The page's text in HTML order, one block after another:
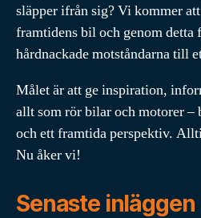
släpper ifrån sig? Vi kommer
framtidens bil och genom detta
hårdnackade motståndarna till
Målet är att ge inspiration,
allt som rör bilar och motorer –
och ett framtida perspektiv.
Nu åker vi!
Senaste inläggen